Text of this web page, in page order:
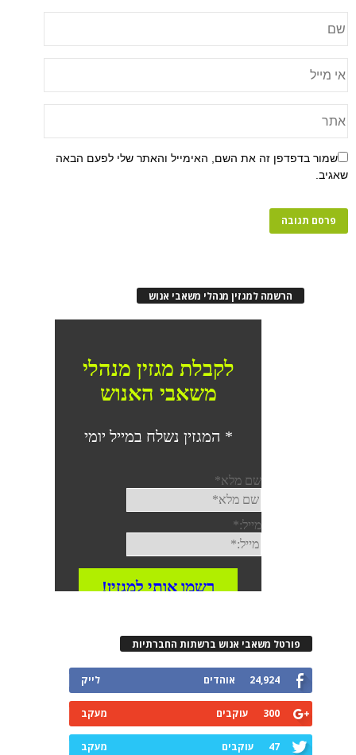
שמור בדפדפן זה את השם, האימייל והאתר שלי לפעם הבאה
שאגיב.
הרשמה למגזין מנהלי משאבי אנוש
פורטל משאבי אנוש ברשתות החברתיות
24,924 אוהדים לייק
300 עוקבים מעקב
47 עוקבים מעקב